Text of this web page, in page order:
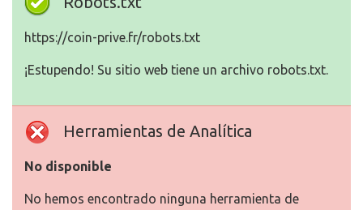
https://coin-prive.fr/robots.txt
¡Estupendo! Su sitio web tiene un archivo robots.txt.
Herramientas de Analítica
No disponible
No hemos encontrado ninguna herramienta de